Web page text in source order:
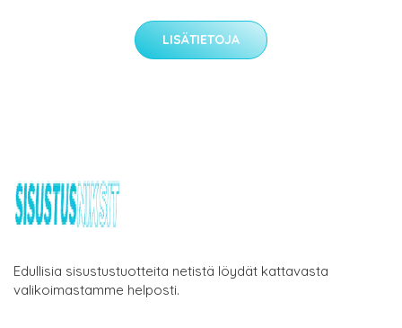
LISÄTIETOJA
Edullisia sisustustuotteita netistä löydät kattavasta
valikoimastamme helposti.